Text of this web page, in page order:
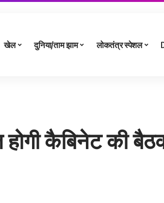
खेल दुनिया/ताम झाम लोकतंत्र स्पेशल
कैबिनेट की